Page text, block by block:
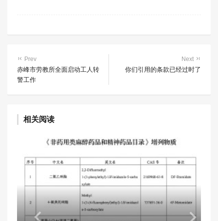
Prev
赤峰市劳教所全面启动工人转
警工作
Next
你们引用的条款已经过时了
相关阅读